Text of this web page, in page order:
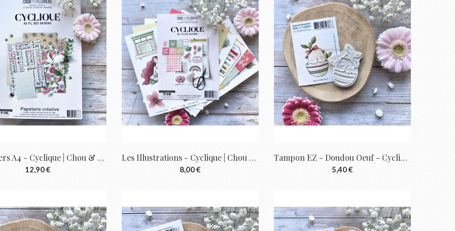
Kit Papiers A4 - Cyclique | Chou & Flowers
12,90 €
Les Illustrations - Cyclique | Chou & Flowers
8,00 €
Tampon EZ - Doudou Oeuf - Cyclique | Chou...
5,40 €